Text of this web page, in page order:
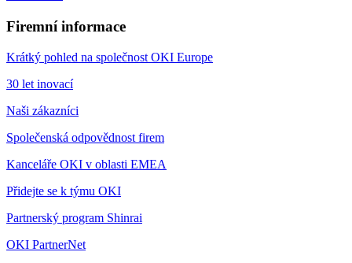
Firemní informace
Krátký pohled na společnost OKI Europe
30 let inovací
Naši zákazníci
Společenská odpovědnost firem
Kanceláře OKI v oblasti EMEA
Přidejte se k týmu OKI
Partnerský program Shinrai
OKI PartnerNet